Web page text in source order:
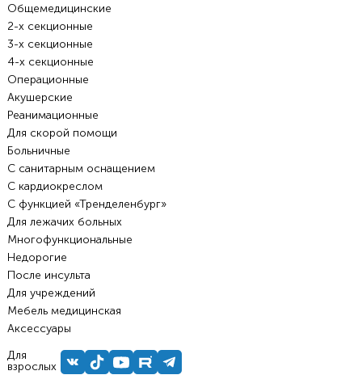
Общемедицинские
2-х секционные
3-х секционные
4-х секционные
Операционные
Акушерские
Реанимационные
Для скорой помощи
Больничные
С санитарным оснащением
С кардиокреслом
С функцией «Тренделенбург»
Для лежачих больных
Многофункциональные
Недорогие
После инсульта
Для учреждений
Мебель медицинская
Аксессуары
Для
взрослых